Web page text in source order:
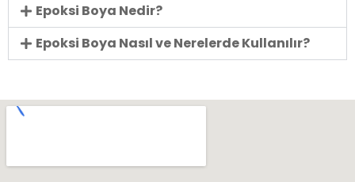
Epoksi Boya Nedir?
Epoksi Boya Nasıl ve Nerelerde Kullanılır?